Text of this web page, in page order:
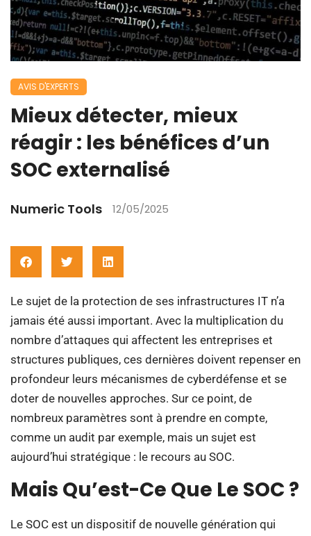
AVIS D'EXPERTS
Mieux détecter, mieux
réagir : les bénéfices d’un
SOC externalisé
Numeric Tools 12/05/2025
Le sujet de la protection de ses infrastructures IT n’a
jamais été aussi important. Avec la multiplication du
nombre d’attaques qui affectent les entreprises et
structures publiques, ces dernières doivent repenser en
profondeur leurs mécanismes de cyberdéfense et se
doter de nouvelles approches. Sur ce point, de
nombreux paramètres sont à prendre en compte,
comme un audit par exemple, mais un sujet est
aujourd’hui stratégique : le recours au SOC.
Mais Qu’est-Ce Que Le SOC ?
Le SOC est un dispositif de nouvelle génération qui